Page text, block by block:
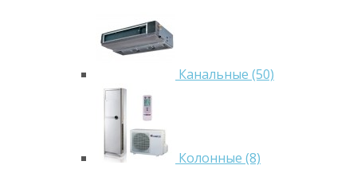
Канальные (50)
Колонные (8)